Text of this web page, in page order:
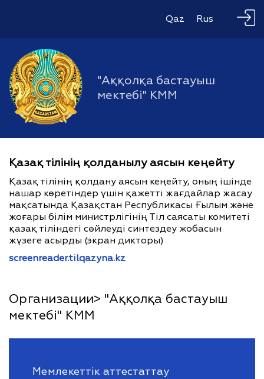
Qaz Rus
"Аққолқа бастауыш
мектебі" КММ
Қазақ тілінің қолданылу аясын кеңейту
Қазақ тілінің қолдану аясын кеңейту, оның ішінде
нашар көретіндер үшін қажетті жағдайлар жасау
мақсатында Қазақстан Республикасы Ғылым және
жоғары білім министрлігінің Тіл саясаты комитеті
қазақ тіліндегі сөйлеуді синтездеу жобасын
жүзеге асырды (экран дикторы)
screenreader.tilqazyna.kz
Организации> "Аққолқа бастауыш
мектебі" КММ
Мемлекеттік аттестаттау